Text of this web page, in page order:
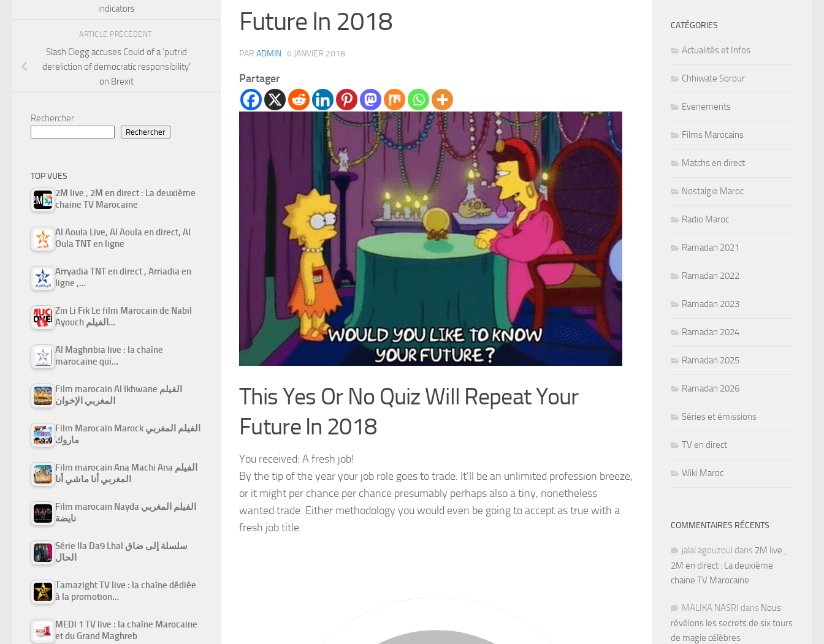
Future In 2018
PAR ADMIN · 6 JANVIER 2018
Partager
This Yes Or No Quiz Will Repeat Your
Future In 2018
You received: A fresh job!
By the tip of the year your job role goes to trade. It’ll be an unlimited profession breeze,
or it might per chance per chance presumably perhaps also a tiny, nonetheless
wanted trade. Either methodology you would even be going to accept as true with a
fresh job title.
indicators
ARTICLE PRÉCÉDENT
Slash Clegg accuses Could of a ‘putrid
dereliction of democratic responsibility’
on Brexit
Rechercher
Rechercher
TOP VUES
2M live , 2M en direct : La deuxième
chaine TV Marocaine
Al Aoula Live, Al Aoula en direct, Al
Oula TNT en ligne
Arryadia TNT en direct , Arriadia en
ligne ,…
Zin Li Fik Le film Marocain de Nabil
Ayouch الفيلم…
Al Maghribia live : la chaîne
marocaine qui…
Film marocain Al Ikhwane الفيلم
المغربي الإخوان
Film Marocain Marock الفيلم المغربي
ماروك
Film marocain Ana Machi Ana الفيلم
المغربي أنا ماشي أنا
Film marocain Nayda الفيلم المغربي
نايضة
Série Ila Da9 Lhal سلسلة إلى ضاق
الحال
Tamazight TV live : la chaîne dédiée
à la promotion…
MEDI 1 TV live : la chaîne Marocaine
et du Grand Maghreb
CATÉGORIES
Actualités et Infos
Chhiwate Sorour
Evenements
Films Marocains
Matchs en direct
Nostalgie Maroc
Radio Maroc
Ramadan 2021
Ramadan 2022
Ramadan 2023
Ramadan 2024
Ramadan 2025
Ramadan 2026
Séries et émissions
TV en direct
Wiki Maroc
COMMENTAIRES RÉCENTS
jalal agouzoul dans 2M live ,
2M en direct : La deuxième
chaine TV Marocaine
MALIKA NASRI dans Nous
révélons les secrets de six tours
de magie célèbres